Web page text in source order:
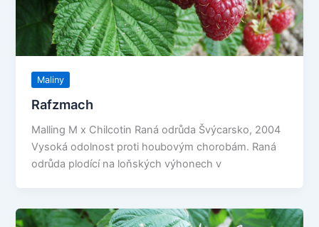
Maliny
Rafzmach
Malling M x Chilcotin Raná odrůda Švýcarsko, 2004
Vysoká odolnost proti houbovým chorobám. Raná
odrůda plodící na loňských výhonech v